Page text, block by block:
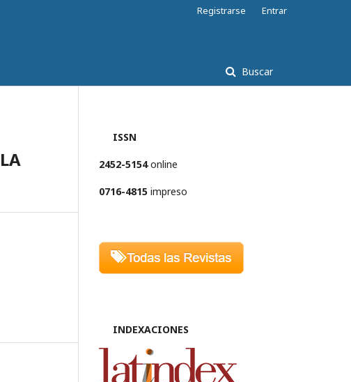
Buscar
Registrarse Entrar
ISSN
2452-5154online
0716-4815 impreso
INDEXACIONES